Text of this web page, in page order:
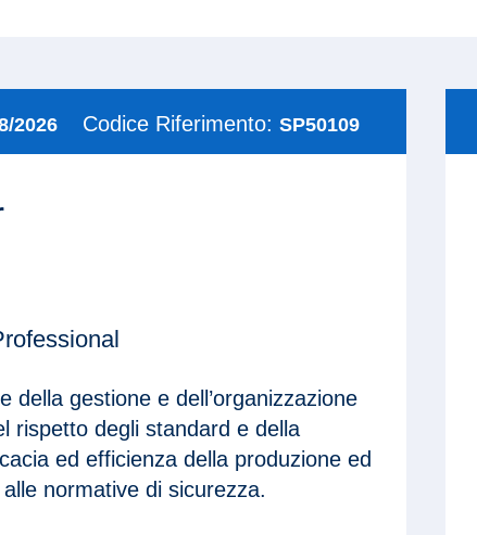
2026 Codice Riferimento: SP50109
della gestione e dell’organizzazione
rispetto degli standard e della
ed efficienza della produzione ed
normative di sicurezza.